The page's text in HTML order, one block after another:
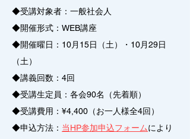
◆受講対象者：一般社会人
◆開催形式：WEB講座
◆開催曜日：10月15日（土）・10月29日
（土）
◆講義回数：4回
◆受講生定員：各会90名（先着順）
◆受講費用：¥4,400（お一人様全4回）
◆申込方法： 当HP参加申込フォームにより